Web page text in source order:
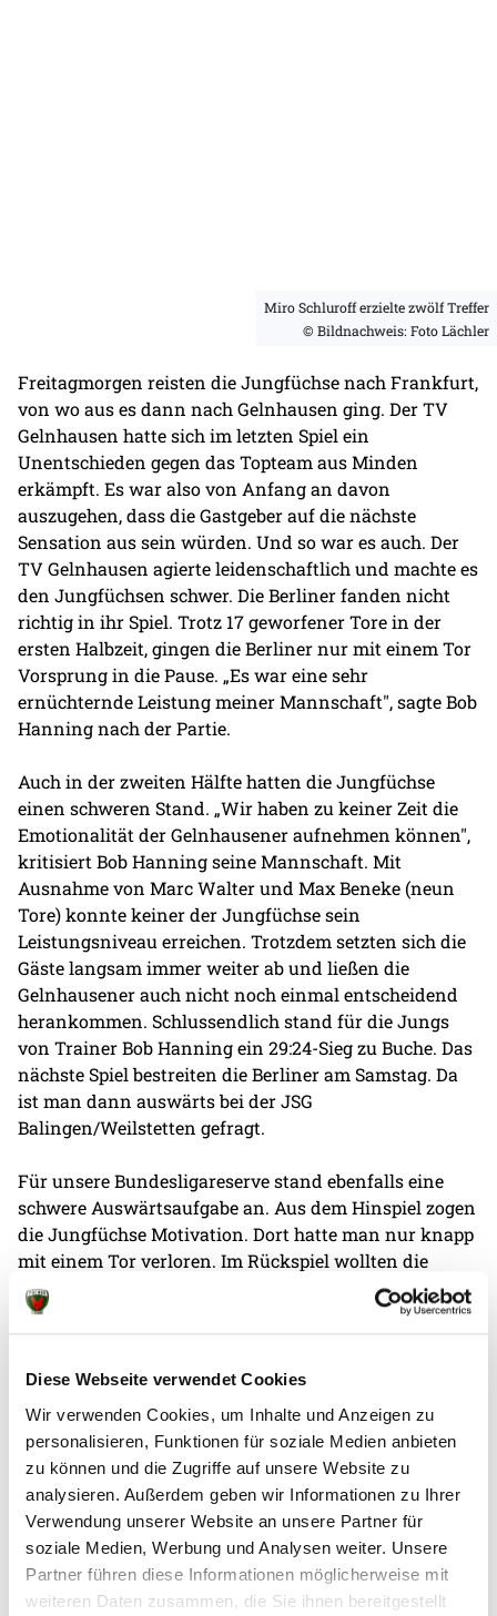
Diese Webseite verwendet Cookies
Wir verwenden Cookies, um Inhalte und Anzeigen zu
personalisieren, Funktionen für soziale Medien anbieten
zu können und die Zugriffe auf unsere Website zu
analysieren. Außerdem geben wir Informationen zu Ihrer
Verwendung unserer Website an unsere Partner für
soziale Medien, Werbung und Analysen weiter. Unsere
Partner führen diese Informationen möglicherweise mit
weiteren Daten zusammen, die Sie ihnen bereitgestellt
Miro Schluroff erzielte zwölf Treffer
© Bildnachweis: Foto Lächler
Freitagmorgen reisten die Jungfüchse nach Frankfurt,
von wo aus es dann nach Gelnhausen ging. Der TV
Gelnhausen hatte sich im letzten Spiel ein
Unentschieden gegen das Topteam aus Minden
erkämpft. Es war also von Anfang an davon
auszugehen, dass die Gastgeber auf die nächste
Sensation aus sein würden. Und so war es auch. Der
TV Gelnhausen agierte leidenschaftlich und machte es
den Jungfüchsen schwer. Die Berliner fanden nicht
richtig in ihr Spiel. Trotz 17 geworfener Tore in der
ersten Halbzeit, gingen die Berliner nur mit einem Tor
Vorsprung in die Pause. „Es war eine sehr
ernüchternde Leistung meiner Mannschaft", sagte Bob
Hanning nach der Partie.
Auch in der zweiten Hälfte hatten die Jungfüchse
einen schweren Stand. „Wir haben zu keiner Zeit die
Emotionalität der Gelnhausener aufnehmen können",
kritisiert Bob Hanning seine Mannschaft. Mit
Ausnahme von Marc Walter und Max Beneke (neun
Tore) konnte keiner der Jungfüchse sein
Leistungsniveau erreichen. Trotzdem setzten sich die
Gäste langsam immer weiter ab und ließen die
Gelnhausener auch nicht noch einmal entscheidend
herankommen. Schlussendlich stand für die Jungs
von Trainer Bob Hanning ein 29:24-Sieg zu Buche. Das
nächste Spiel bestreiten die Berliner am Samstag. Da
ist man dann auswärts bei der JSG
Balingen/Weilstetten gefragt.
Für unsere Bundesligareserve stand ebenfalls eine
schwere Auswärtsaufgabe an. Aus dem Hinspiel zogen
die Jungfüchse Motivation. Dort hatte man nur knapp
mit einem Tor verloren. Im Rückspiel wollten die
Jungfüchse sich dafür revanchieren. Doch das klappte
von Anfang an nicht. Die Berliner kamen nicht zu
ihrem Spiel und ließen die Hildesheimer gewähren.
Defensivverhalten seines Teams. Bereits zur Halbzeit
hatten sich die Berliner schon 21 Gegentore gefangen
und lagen mit sieben zurück.
In der zweiten Hälfte schafften die Jungfüchse es
nicht sich noch einmal aufzubäumen. „Ich bin
enttäuscht von der Leistung meiner Mannschaft",
äußerte sich Anel Mahmutefendic nach der Partie. In